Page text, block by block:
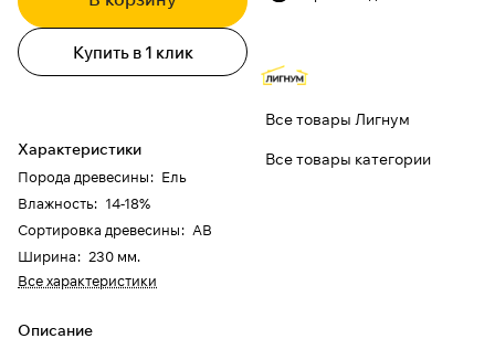
Купить в 1 клик
Характеристики
Порода древесины: Ель
Влажность: 14-18%
Сортировка древесины: АВ
Ширина: 230 мм.
Все характеристики
Описание
Все товары Лигнум
Все товары категории